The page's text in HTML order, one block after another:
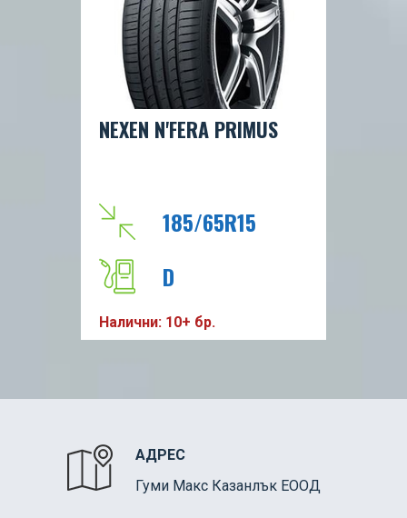
84
NEXEN N'FERA PRIMUS
185/65R15
D
A
H
88
Налични: 10+ бр.
АДРЕС
Гуми Макс Казанлък ЕООД